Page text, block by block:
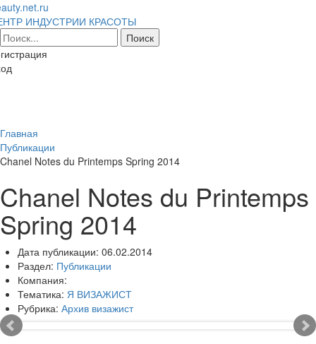
ИНДУСТРИИ КРАСОТЫ
Главная
Публикации
Chanel Notes du Printemps Spring 2014
Chanel Notes du Printemps
Spring 2014
Дата публикации: 06.02.2014
Раздел: Публикации
Компания:
Тематика: Я ВИЗАЖИСТ
Рубрика: Архив визажист